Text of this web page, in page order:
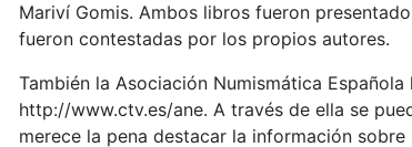
Mariví Gomis. Ambos libros fueron
fueron contestadas por los propios autores.
También la Asociación Numismática
http://www.ctv.es/ane. A través de ella se
merece la pena destacar la información